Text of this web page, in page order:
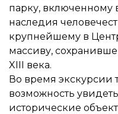
парку, включенному
наследия
крупнейшему в
массиву,
XIII века.
Во время экскурсии
возможность
исторические